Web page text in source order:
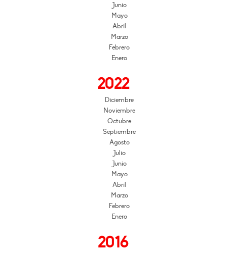
Junio
Mayo
Abril
Marzo
Febrero
Enero
2022
Diciembre
Noviembre
Octubre
Septiembre
Agosto
Julio
Junio
Mayo
Abril
Marzo
Febrero
Enero
2016